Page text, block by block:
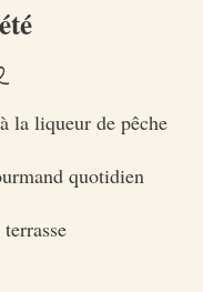
la liqueur de pêche
quotidien